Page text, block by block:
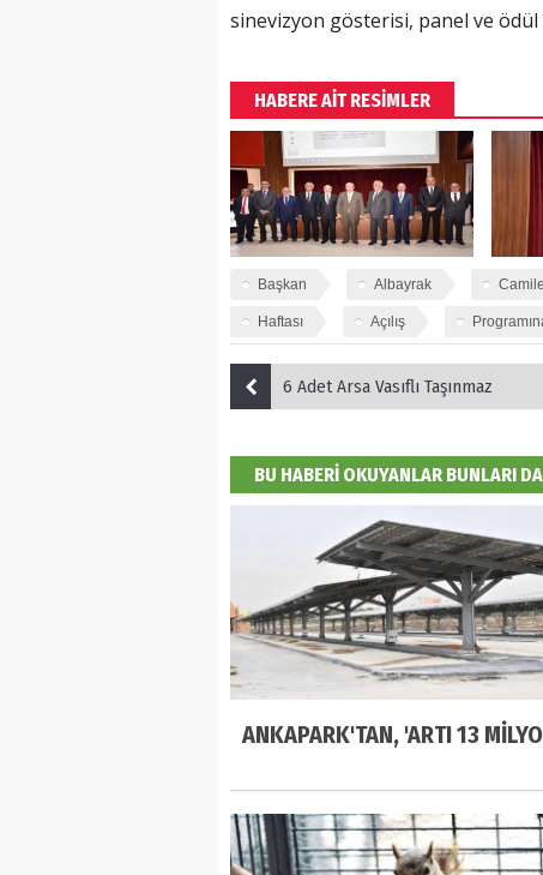
sinevizyon gösterisi, panel ve
HABERE AİT RESİMLER
Başkan Albayrak
Haftası Açılış
6 Adet Arsa Vasıflı Taşınmaz
BU HABERİ OKUYANLAR BUNLARI
ANKAPARK'TAN, 'ARTI 13